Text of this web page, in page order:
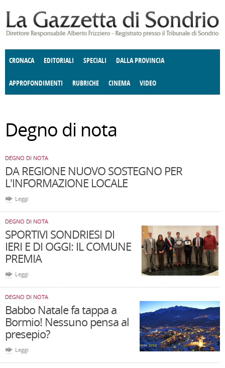
CRONACA EDITORIALI SPECIALI DALLA PROVINCIA
APPROFONDIMENTI
E SPETTACOLI POLITICA
RUBRICHE
ANGOLO DELLE IDEE FATTI DELLO SPIRITO
CINEMA VIDEO
Degno di nota
DEGNO DI NOTA
DA REGIONE NUOVO SOSTEGNO PER
L'INFORMAZIONE LOCALE
Leggi
DEGNO DI NOTA
SPORTIVI SONDRIESI DI
IERI E DI OGGI: IL COMUNE
PREMIA
Leggi
DEGNO DI NOTA
Babbo Natale fa tappa a
Bormio! Nessuno pensa al
presepio?
Leggi